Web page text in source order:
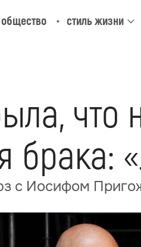
общество стиль жизни
брака:
с Иосифом